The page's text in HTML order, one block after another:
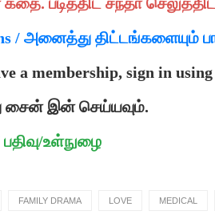
/ அனைத்து திட்டங்களையும்
a membership, sign in
சைன் இன் செய்யவும்.
உள்நுழை
FAMILY DRAMA LOVE MEDICAL